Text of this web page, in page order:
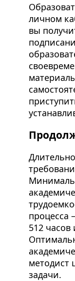
личном
вы
процесса
512 часов
методист
задачи.